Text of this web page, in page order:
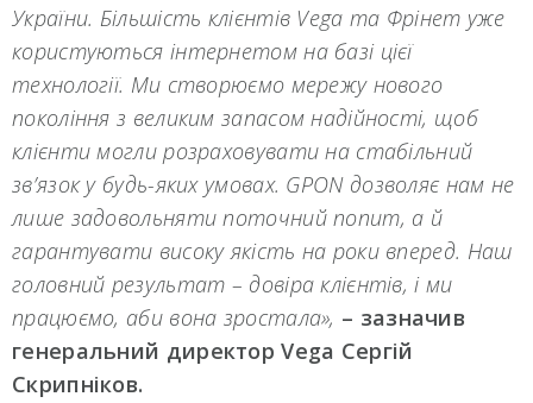
України. Більшість клієнтів Vega та Фрінет уже
користуються інтернетом на базі цієї
технології. Ми створюємо мережу нового
покоління з великим запасом надійності, щоб
клієнти могли розраховувати на стабільний
зв’язок у будь-яких умовах. GPON дозволяє нам не
лише задовольняти поточний попит, а й
гарантувати високу якість на роки вперед. Наш
головний результат – довіра клієнтів, і ми
працюємо, аби вона зростала», – зазначив
генеральний директор Vega Сергій
Скрипніков.